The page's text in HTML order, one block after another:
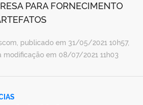
PARA FORNECIMENTO
publicado em 31/05/2021 10h57,
modificação em 08/07/2021 11h03